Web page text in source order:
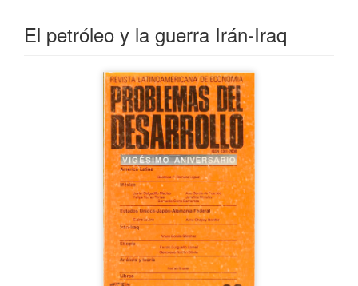
El petróleo y la guerra Irán-Iraq